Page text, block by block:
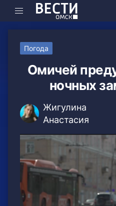
Погода
Омичей
ночных
Жигулина
Анастасия